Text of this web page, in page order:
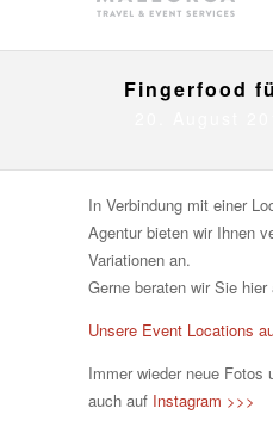
Fingerfood
In Verbindung mit einer
Agentur bieten wir Ihnen
Variationen an.
Gerne beraten wir Sie
Unsere Event Locations
Immer wieder neue Fotos
auch auf Instagram >>>